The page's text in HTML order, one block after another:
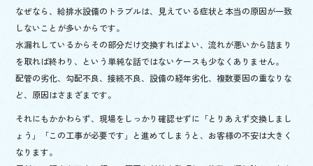
なぜなら、給排水設備のトラブルは、見えている症状と本当の原因が一致
しないことが多いからです。
水漏れしているからその部分だけ交換すればよい、流れが悪いから詰まり
を取れば終わり、という単純な話ではないケースも少なくありません。
配管の劣化、勾配不良、接続不良、設備の経年劣化、複数要因の重なりな
ど、原因はさまざまです。
それにもかかわらず、現場をしっかり確認せずに「とりあえず交換しまし
ょう」「この工事が必要です」と進めてしまうと、お客様の不安は大きく
なります。